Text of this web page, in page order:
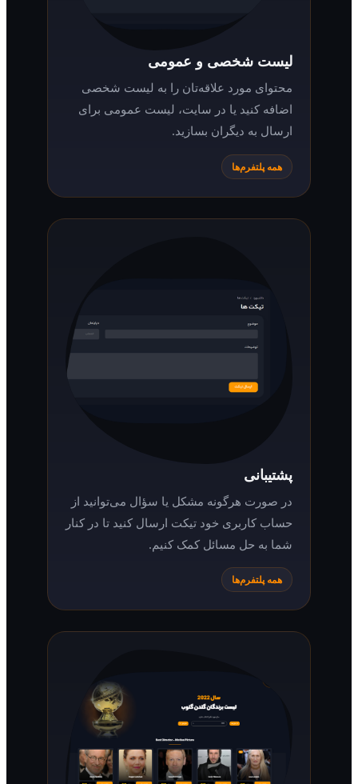
لیست شخصی و عمومی
محتوای مورد علاقه‌تان را به لیست شخصی
اضافه کنید یا در سایت، لیست عمومی برای
ارسال به دیگران بسازید.
همه پلتفرم‌ها
در صورت هرگونه مشکل یا سؤال می‌توانید از
حساب کاربری خود تیکت ارسال کنید تا در کنار
شما به حل مسائل کمک کنیم.
همه پلتفرم‌ها